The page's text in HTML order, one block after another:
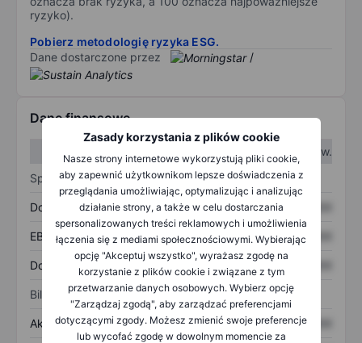
Zasady korzystania z plików cookie
Nasze strony internetowe wykorzystują pliki cookie,
aby zapewnić użytkownikom lepsze doświadczenia z
przeglądania umożliwiając, optymalizując i analizując
działanie strony, a także w celu dostarczania
spersonalizowanych treści reklamowych i umożliwienia
łączenia się z mediami społecznościowymi. Wybierając
opcję "Akceptuj wszystko", wyrażasz zgodę na
korzystanie z plików cookie i związane z tym
przetwarzanie danych osobowych. Wybierz opcję
"Zarządzaj zgodą", aby zarządzać preferencjami
dotyczącymi zgody. Możesz zmienić swoje preferencje
lub wycofać zgodę w dowolnym momencie za
ryzyko).
Pobierz metodologię ryzyka ESG.
Dane dostarczone przez
/
Dane finansowe
W II kw.
Sprawozdanie z zysków
Dochód XXXXXXX XXXXXXX
EBITDA XXXXXXX XXXXXXX
Dochód netto XXXXXXX
Bilans
Aktywa ogółem XXXXXXX XXXXXXX